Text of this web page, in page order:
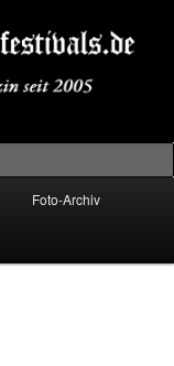
Foto-Archiv